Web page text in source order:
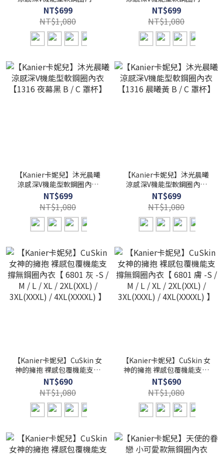
【1316 森語綠 B / C 罩杯】
NT$699
NT$1,080
【1316 霞光粉 B / C 罩杯】
NT$699
NT$1,080
【Kanier卡妮兒】沐光晨曦
涼感深V機能型軟鋼圈內衣
【1316 夜幕黑 B / C 罩杯】
NT$699
NT$1,080
【Kanier卡妮兒】沐光晨曦
涼感深V機能型軟鋼圈內衣
【1316 晨曦黃 B / C 罩杯】
NT$699
NT$1,080
【Kanier卡妮兒】CuSkin 女
神的擁抱 裸感包覆機能支撐
無鋼圈內衣【 6801 灰 -S / M
/ L / XL / 2XL(XXL) /
3XL(XXXL) / 4XL(XXXXL) 】
NT$690
NT$1,080
【Kanier卡妮兒】CuSkin 女
神的擁抱 裸感包覆機能支撐
無鋼圈內衣【 6801 膚 -S / M
/ L / XL / 2XL(XXL) /
3XL(XXXL) / 4XL(XXXXL) 】
NT$690
NT$1,080